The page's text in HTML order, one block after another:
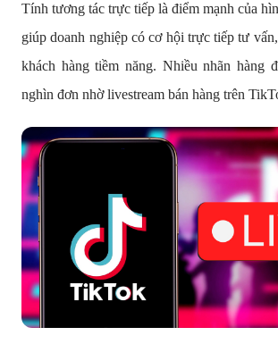
Tính tương tác trực tiếp là điểm mạnh của
giúp doanh nghiệp có cơ hội trực tiếp tư
khách hàng tiềm năng. Nhiều nhãn hàng
nghìn đơn nhờ livestream bán hàng trên